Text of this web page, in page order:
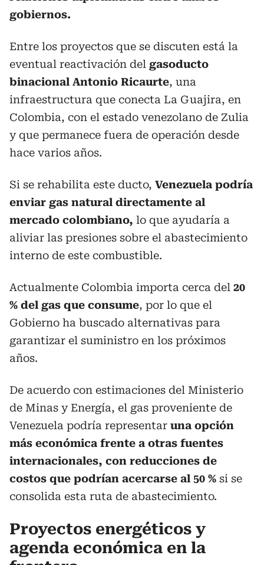
gobiernos.
Entre los proyectos que se discuten está la
eventual reactivación del gasoducto
binacional Antonio Ricaurte, una
infraestructura que conecta La Guajira, en
Colombia, con el estado venezolano de Zulia
y que permanece fuera de operación desde
hace varios años.
Si se rehabilita este ducto, Venezuela podría
enviar gas natural directamente al
mercado colombiano, lo que ayudaría a
aliviar las presiones sobre el abastecimiento
interno de este combustible.
Actualmente Colombia importa cerca del 20
% del gas que consume, por lo que el
Gobierno ha buscado alternativas para
garantizar el suministro en los próximos
años.
De acuerdo con estimaciones del Ministerio
de Minas y Energía, el gas proveniente de
Venezuela podría representar una opción
más económica frente a otras fuentes
internacionales, con reducciones de
costos que podrían acercarse al 50 % si se
consolida esta ruta de abastecimiento.
Proyectos energéticos y
agenda económica en la